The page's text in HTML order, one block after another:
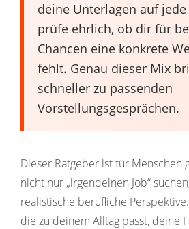
deine Unterlagen auf
prüfe ehrlich, ob dir für
Chancen eine konkrete
fehlt. Genau dieser Mix
schneller zu passenden
Vorstellungsgesprächen.
Dieser Ratgeber ist für Menschen
nicht nur „irgendeinen Job“
realistische berufliche
die zu deinem Alltag passt, deine